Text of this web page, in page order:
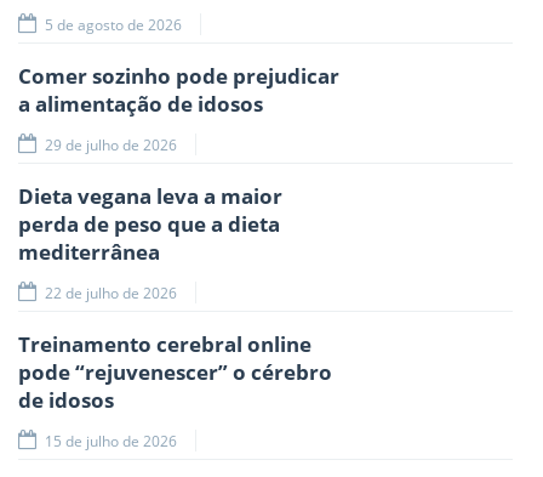
5 de agosto de 2026
Comer sozinho pode prejudicar
a alimentação de idosos
29 de julho de 2026
Dieta vegana leva a maior
perda de peso que a dieta
mediterrânea
22 de julho de 2026
Treinamento cerebral online
pode “rejuvenescer” o cérebro
de idosos
15 de julho de 2026